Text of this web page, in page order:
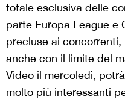
totale esclusiva delle
parte Europa League e
precluse ai concorrenti,
anche con il limite del
Video il mercoledì,
molto più interessanti